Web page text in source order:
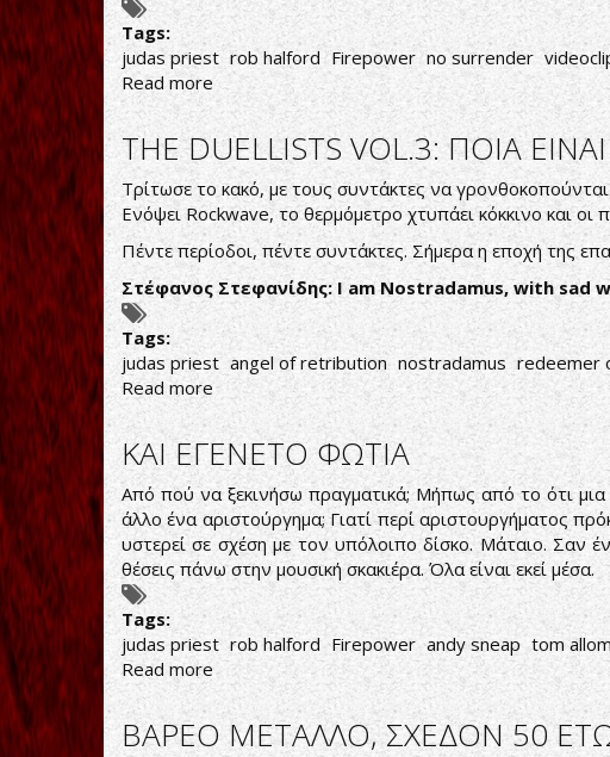
Tags:
judas priest rob halford Firepower no surrender
Read more about
JUDAS
PRIEST:
ΔΕΙΤΕ
ΤΟ
VIDEOCLIP
ΓΙΑ
ΤΟ
NO
SURRENDER
THE DUELLISTS VOL.3: ΠΟΙΑ
Τρίτωσε το κακό, με τους συντάκτες να
Ενόψει Rockwave, το θερμόμετρο χτυπάει κόκκινο και οι
Πέντε περίοδοι, πέντε συντάκτες. Σήμερα η εποχή της
Στέφανος Στεφανίδης: I am Nostradamus, with sad
Tags:
judas priest angel of retribution nostradamus redeemer
Read moreabout
THE
DUELLISTS
VOL.3:
ΠΟΙΑ
ΕΙΝΑΙ
Η
ΚΑΛΥΤΕΡΗ
ΠΕΡΙΟΔΟΣ
ΤΩΝ
JUDAS
PRIEST;
ΚΑΙ ΕΓΕΝΕΤΟ ΦΩΤΙΑ
Από πού να ξεκινήσω πραγματικά; Μήπως από το ότι μια
άλλο ένα αριστούργημα; Γιατί περί αριστουργήματος
υστερεί σε σχέση με τον υπόλοιπο δίσκο. Μάταιο. Σαν
θέσεις πάνω στην μουσική σκακιέρα. Όλα είναι εκεί μέσα.
Tags:
judas priest rob halford Firepower andy sneap tom
Read moreabout
ΚΑΙ
ΕΓΕΝΕΤΟ
ΦΩΤΙΑ
ΒΑΡΕΟ ΜΕΤΑΛΛΟ, ΣΧΕΔΟΝ 50